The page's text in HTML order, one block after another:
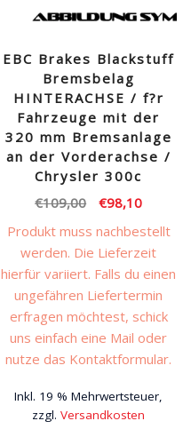
EBC Brakes Blackstuff
Bremsbelag
HINTERACHSE / f?r
Fahrzeuge mit der
320 mm Bremsanlage
an der Vorderachse /
Chrysler 300c
€109,00
Ursprünglicher
Preis
war:
€109,00
€98,10
Preis
ist:
€98,10.
Produkt muss nachbestellt
werden. Die Lieferzeit
hierfür variiert. Falls du einen
ungefähren Liefertermin
erfragen möchtest, schick
uns einfach eine Mail oder
nutze das Kontaktformular.
Inkl. 19 % Mehrwertsteuer,
zzgl.Versandkosten